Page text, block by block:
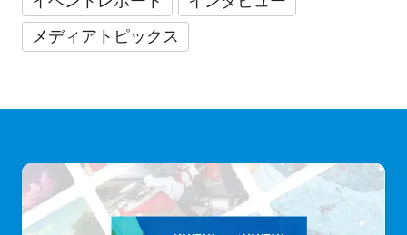
メディアトピックス